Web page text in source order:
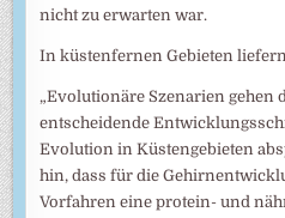
nicht zu erwarten war.
In küstenfernen Gebieten
„Evolutionäre Szenarien gehen
entscheidende
Evolution in Küstengebieten
hin, dass für die
Vorfahren eine protein- und